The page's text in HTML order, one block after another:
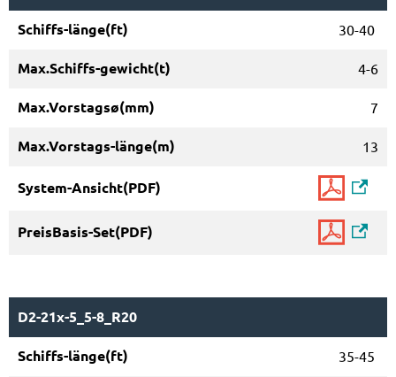
30-40
4-6
7
13
D2-21x-5_5-8_R20
35-45